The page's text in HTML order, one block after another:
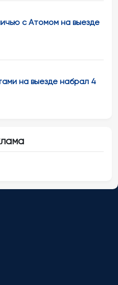
с Атомом на выезде
на выезде набрал 4